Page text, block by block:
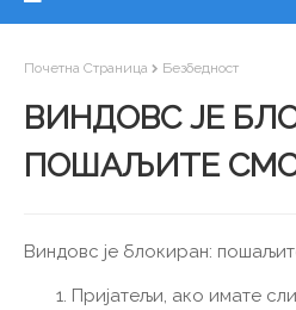
Почетна Страница Безбедност
ВИНДОВС ЈЕ
ПОШАЉИТЕ
Виндовс је блокиран:
Пријатељи, ако имате